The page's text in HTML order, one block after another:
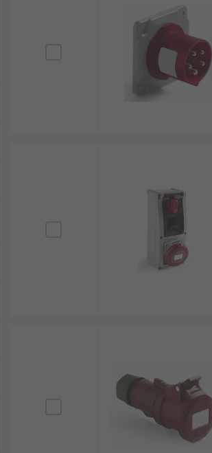
spänningskrav
för uttag finns tillgängliga